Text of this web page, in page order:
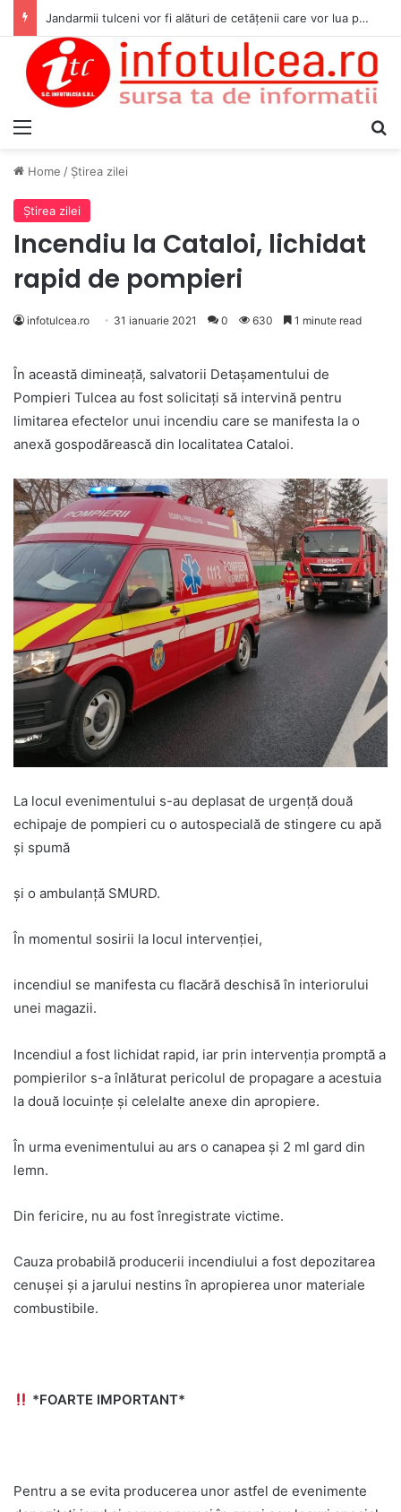
Jandarmii tulceni vor fi alături de cetățenii care vor lua parte la Festivalul Folk Țestos
Home / Ştirea zilei
Ştirea zilei
Incendiu la Cataloi, lichidat
rapid de pompieri
infotulcea.ro 31 ianuarie 2021 0 630 1 minute read
În această dimineață, salvatorii Detașamentului de
Pompieri Tulcea au fost solicitați să intervină pentru
limitarea efectelor unui incendiu care se manifesta la o
anexă gospodărească din localitatea Cataloi.
La locul evenimentului s-au deplasat de urgență două
echipaje de pompieri cu o autospecială de stingere cu apă
și spumă
și o ambulanță SMURD.
În momentul sosirii la locul intervenției,
incendiul se manifesta cu flacără deschisă în interiorului
unei magazii.
Incendiul a fost lichidat rapid, iar prin intervenția promptă a
pompierilor s-a înlăturat pericolul de propagare a acestuia
la două locuințe și celelalte anexe din apropiere.
În urma evenimentului au ars o canapea și 2 ml gard din
lemn.
Din fericire, nu au fost înregistrate victime.
Cauza probabilă producerii incendiului a fost depozitarea
cenușei și a jarului nestins în apropierea unor materiale
combustibile.
*FOARTE IMPORTANT*
Pentru a se evita producerea unor astfel de evenimente